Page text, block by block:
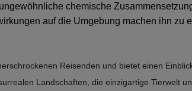
chemische
auf die Umgebung machen ihn zu
Reisenden und bietet einen
Landschaften, die einzigartige Tierwelt